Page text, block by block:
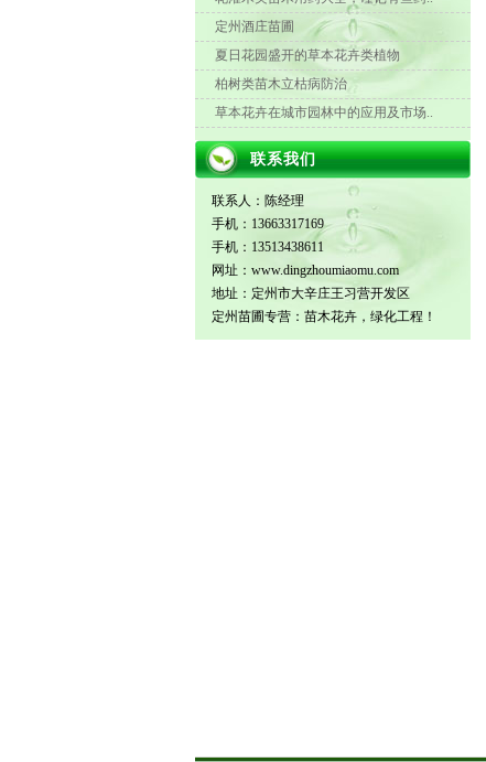
定州酒庄苗圃
夏日花园盛开的草本花卉类植物
柏树类苗木立枯病防治
草本花卉在城市园林中的应用及市场..
联系我们
联系人：陈经理
手机：13663317169
手机：13513438611
网址：www.dingzhoumiaomu.com
地址：定州市大辛庄王习营开发区
定州苗圃专营：苗木花卉，绿化工程！